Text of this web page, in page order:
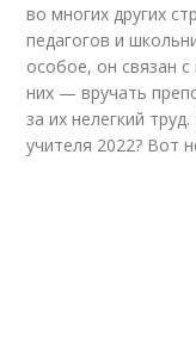
Школьный
во многих других
педагогов и
особое, он связан
них — вручать
за их нелегкий
учителя 2022? Вот